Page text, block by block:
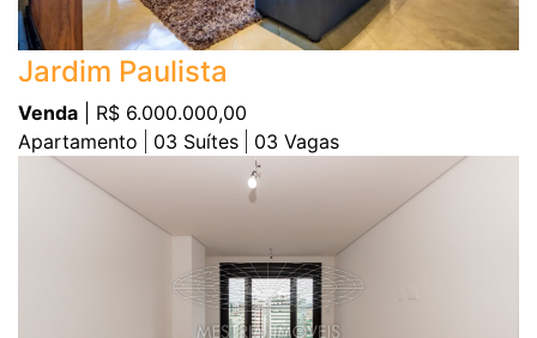
Jardim Paulista
Venda | R$ 6.000.000,00
Apartamento
03 Suítes 03 Vagas